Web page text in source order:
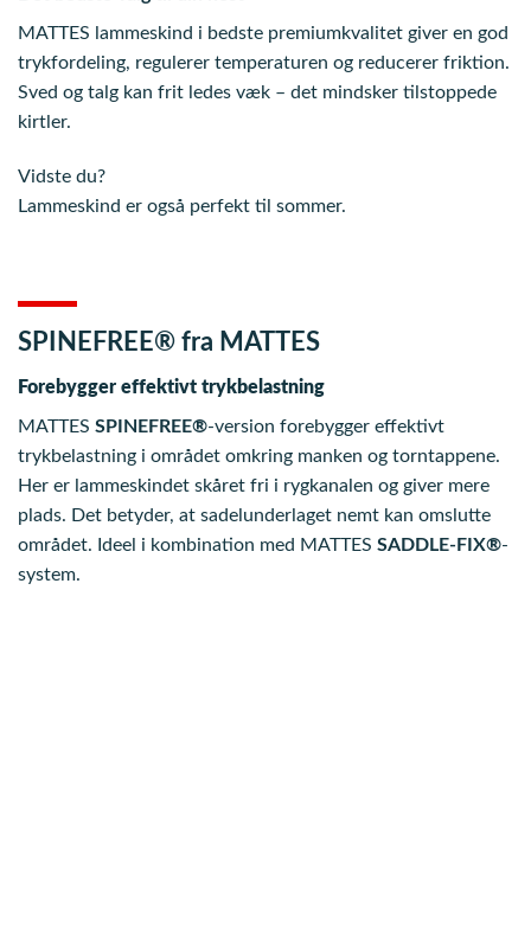
MATTES lammeskind i bedste premiumkvalitet giver en god
trykfordeling, regulerer temperaturen og reducerer friktion.
Sved og talg kan frit ledes væk – det mindsker tilstoppede
kirtler.
Vidste du?
Lammeskind er også perfekt til sommer.
SPINEFREE® fra MATTES
Forebygger effektivt trykbelastning
MATTES SPINEFREE®-version forebygger effektivt
trykbelastning i området omkring manken og torntappene.
Her er lammeskindet skåret fri i rygkanalen og giver mere
plads. Det betyder, at sadelunderlaget nemt kan omslutte
området. Ideel i kombination med MATTES SADDLE-FIX®-
system.